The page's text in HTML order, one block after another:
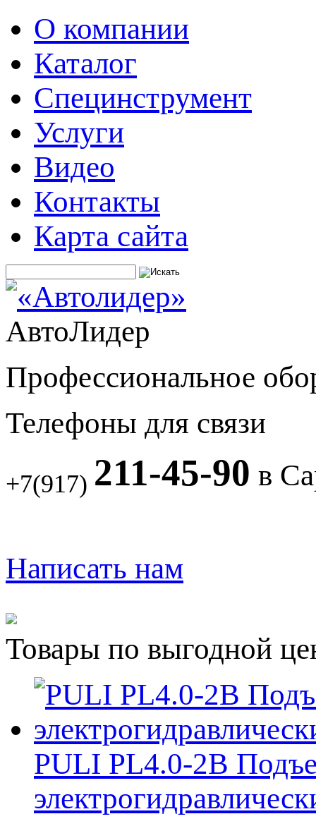
О компании
Каталог
Специнструмент
Услуги
Видео
Контакты
Карта сайта
АвтоЛидер
Профессиональное
Телефоны для связи
+7(917) 211-45-90 в
Написать нам
Товары по выгодной
PULI PL4.0-2B